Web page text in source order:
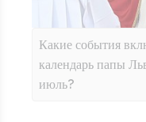
Какие события
календарь папы
июль?